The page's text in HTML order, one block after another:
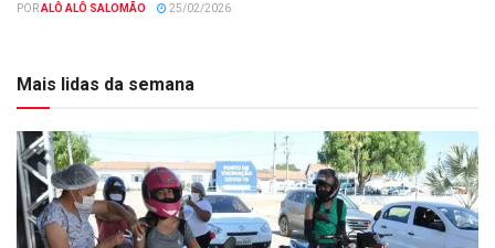
PORALÔ ALÔ SALOMÃO 25/02/2026
Mais lidas da semana